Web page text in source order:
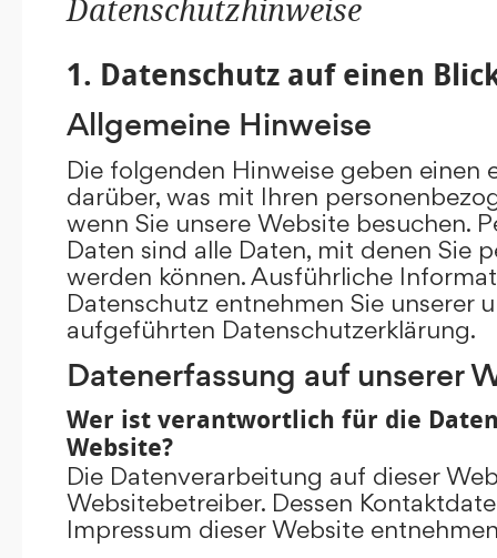
Datenschutzhinweise
1. Datenschutz auf einen
Allgemeine Hinweise
Die folgenden Hinweise geben einen
darüber, was mit Ihren
wenn Sie unsere Website besuchen.
Daten sind alle Daten, mit denen Sie
werden können. Ausführliche
Datenschutz entnehmen Sie unserer
aufgeführten Datenschutzerklärung.
Datenerfassung auf unserer
Wer ist verantwortlich für die
Website?
Die Datenverarbeitung auf dieser
Websitebetreiber. Dessen
Impressum dieser Website